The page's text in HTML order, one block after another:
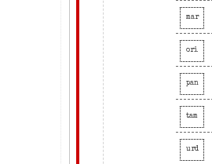
mar
ori
pan
tam
urd